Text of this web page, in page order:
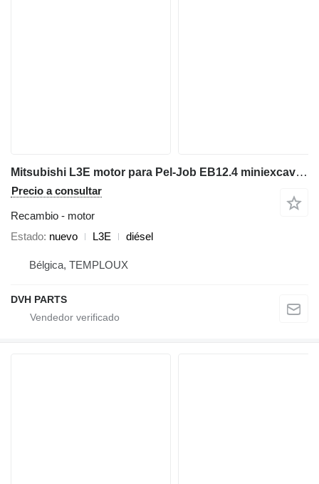
Mitsubishi L3E motor para Pel-Job EB12.4 miniexcavadora
Precio a consultar
Recambio - motor
Estado nuevo L3E diésel
Bélgica, TEMPLOUX
DVH PARTS